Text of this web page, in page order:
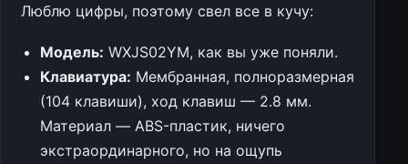
Люблю цифры, поэтому свел все в кучу:
Модель: WXJS02YM, как вы уже поняли.
Клавиатура: Мембранная, полноразмерная
(104 клавиши), ход клавиш — 2.8 мм.
Материал — ABS-пластик, ничего
экстраординарного, но на ощупь